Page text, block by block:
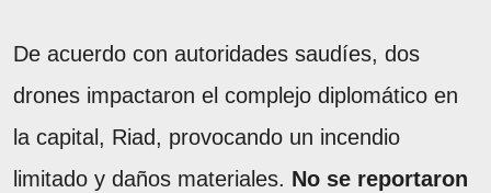
De acuerdo con autoridades saudíes, dos
drones impactaron el complejo diplomático en
la capital, Riad, provocando un incendio
limitado y daños materiales. No se reportaron